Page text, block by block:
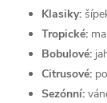
Klasiky:
Tropické:
Bobulové:
Citrusové:
Sezónní: